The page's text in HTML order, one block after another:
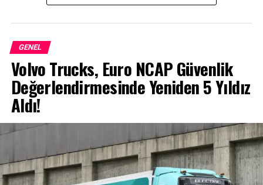
Günümüzde station wagon otomobiller gösterişli
tasarımları, daha güçlü ve daha iddialı yapılarıyla binek
otomobillerden geri kalmıyor. Üstelik uzun silüetleriyle
oldukça büyük bagaj alanı sunan station wagon
otomobiller bu açıdan bir sedan veya hatcback
GENEL
Volvo Trucks, Euro NCAP Güvenlik
Değerlendirmesinde Yeniden 5 Yıldız
Aldı!